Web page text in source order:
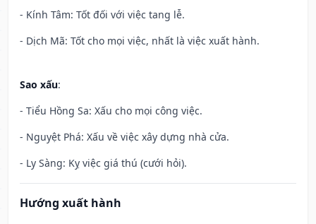
- Kính Tâm: Tốt đối với việc tang lễ.
- Dịch Mã: Tốt cho mọi việc, nhất là việc xuất hành.
Sao xấu:
- Tiểu Hồng Sa: Xấu cho mọi công việc.
- Nguyệt Phá: Xấu về việc xây dựng nhà cửa.
- Ly Sàng: Kỵ việc giá thú (cưới hỏi).
Hướng xuất hành